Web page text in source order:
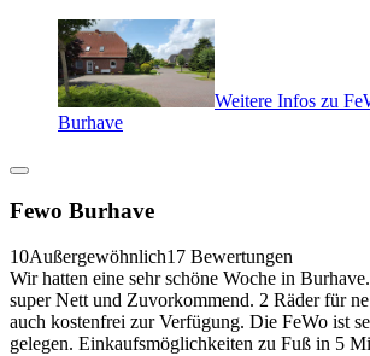
Weitere Infos zu
Burhave
Fewo Burhave
10Außergewöhnlich17 Bewertungen
Wir hatten eine sehr schöne Woche in
super Nett und Zuvorkommend. 2 Räder für
auch kostenfrei zur Verfügung. Die FeWo ist
gelegen. Einkaufsmöglichkeiten zu Fuß in 5